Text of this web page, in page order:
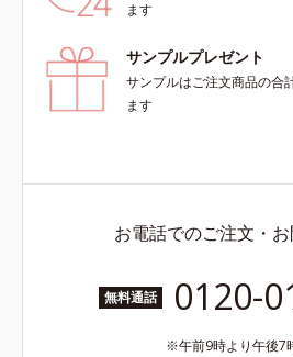
エキス配合＝角層のすみずみまで水
分・油分を保ち、ハリ・ツヤを与え
る保湿成分*10 気持ちのこと各商品
の詳しい情報は商品ページをご覧く
ださい。・BEAUTY夏祭りは、こち
ます
サンプルプレゼント
サンプルはご注文商品の合
ます
お電話でのご注文・
無料通話 0120-
午前9時より午後7